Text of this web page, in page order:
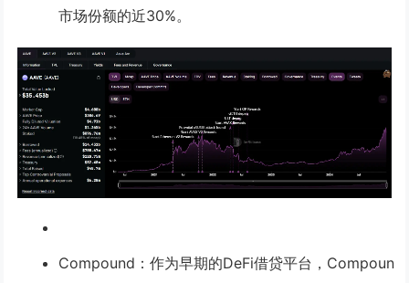
市场份额的近30%。
Compound ：作为早期的DeFi借贷平台，Compoun